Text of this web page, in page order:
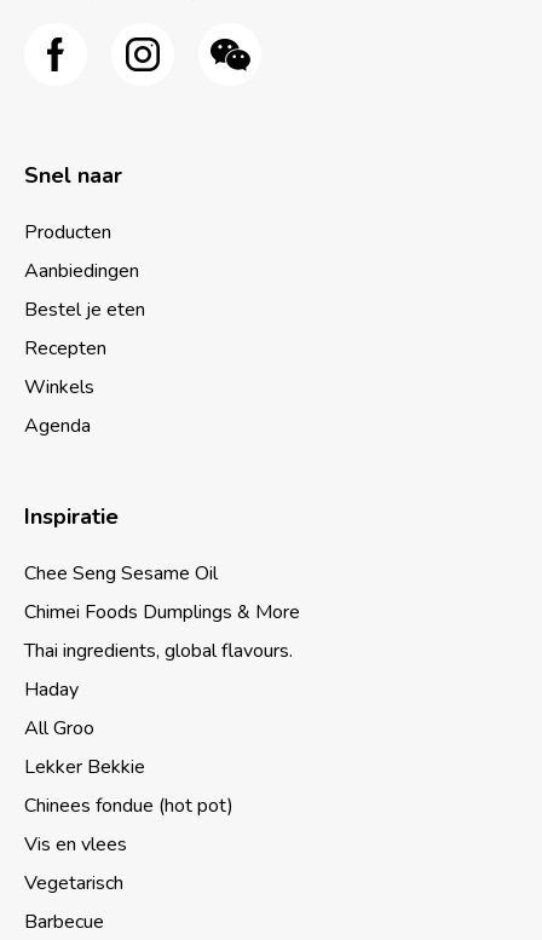
Snel naar
Producten
Aanbiedingen
Bestel je eten
Recepten
Winkels
Agenda
Inspiratie
Chee Seng Sesame Oil
Chimei Foods Dumplings & More
Thai ingredients, global flavours.
Haday
All Groo
Lekker Bekkie
Chinees fondue (hot pot)
Vis en vlees
Vegetarisch
Barbecue